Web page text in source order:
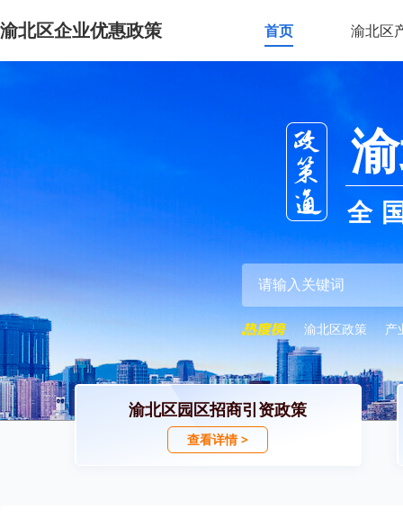
渝北区企业优惠政策 首页 渝北区
全
渝北区政策 产
渝北区园区招商引资政策
查看详情 >